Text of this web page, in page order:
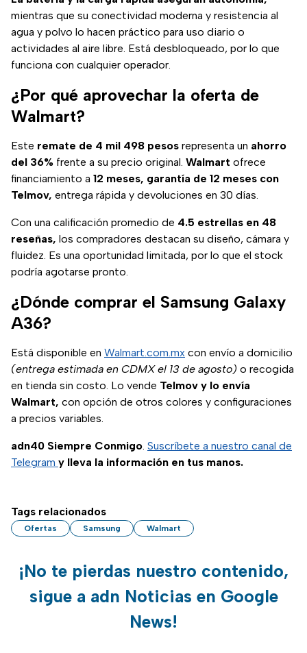
mientras que su conectividad moderna y resistencia al
agua y polvo lo hacen práctico para uso diario o
actividades al aire libre. Está desbloqueado, por lo que
funciona con cualquier operador.
¿Por qué aprovechar la oferta de
Walmart?
Este remate de 4 mil 498 pesos representa un ahorro
del 36% frente a su precio original. Walmart ofrece
financiamiento a 12 meses, garantía de 12 meses con
Telmov, entrega rápida y devoluciones en 30 días.
Con una calificación promedio de 4.5 estrellas en 48
reseñas, los compradores destacan su diseño, cámara y
fluidez. Es una oportunidad limitada, por lo que el stock
podría agotarse pronto.
¿Dónde comprar el Samsung Galaxy
A36?
Está disponible en Walmart.com.mx con envío a domicilio
(entrega estimada en CDMX el 13 de agosto) o recogida
en tienda sin costo. Lo vende Telmov y lo envía
Walmart, con opción de otros colores y configuraciones
a precios variables.
adn40 Siempre Conmigo. Suscríbete a nuestro canal de
Telegram y lleva la información en tus manos.
Tags relacionados
Ofertas Samsung Walmart
¡No te pierdas nuestro contenido,
sigue a adn Noticias en Google
News!